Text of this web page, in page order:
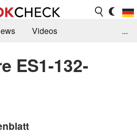
Videos
Suche
Jobs
...
ES1-132-